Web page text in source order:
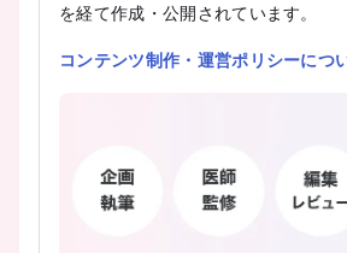
を経て作成・公開されています。
コンテンツ制作・運営ポリシーにつ